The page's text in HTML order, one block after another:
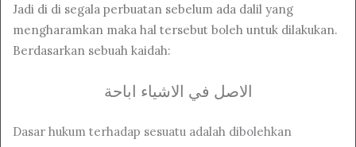
Jadi di di segala perbuatan sebelum ada dalil yang
mengharamkan maka hal tersebut boleh untuk dilakukan.
Berdasarkan sebuah kaidah:
الاصل في الاشياء اباحة
Dasar hukum terhadap sesuatu adalah dibolehkan